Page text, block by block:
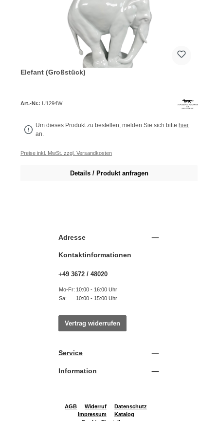
Elefant (Großstück)
Art.-Nr.:U1294W
Um dieses Produkt zu bestellen, melden Sie sich bittehier
an.
Preise inkl. MwSt. zzgl. Versandkosten
Details / Produkt anfragen
Adresse
Kontaktinformationen
+49 3672 / 48020
Mo-Fr: 10:00 - 16:00 Uhr
Sa:
10:00 - 15:00 Uhr
Vertrag widerrufen
Service
Information
AGB Widerruf
Datenschutz
Impressum
Katalog